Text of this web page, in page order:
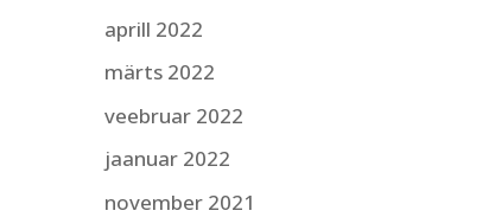
aprill 2022
märts 2022
veebruar 2022
jaanuar 2022
november 2021